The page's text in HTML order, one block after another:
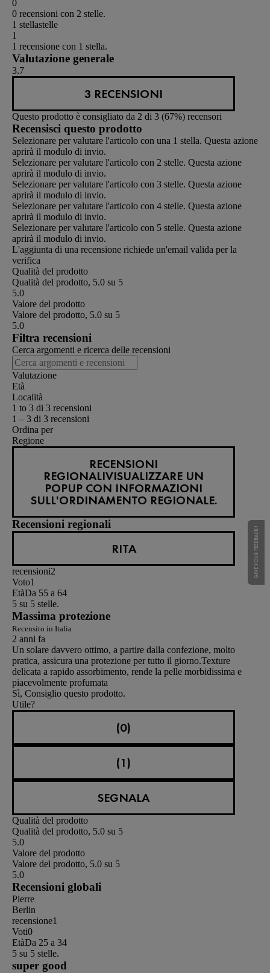
0
0 recensioni con 2 stelle.
1 stellastelle
1
1 recensione con 1 stella.
Valutazione generale
3.7
3 RECENSIONI
Questo prodotto è consigliato da 2 di 3 (67%) recensori
Recensisci questo prodotto
Selezionare per valutare l'articolo con una 1 stella. Questa azione
aprirà il modulo di invio.
Selezionare per valutare l'articolo con 2 stelle. Questa azione
aprirà il modulo di invio.
Selezionare per valutare l'articolo con 3 stelle. Questa azione
aprirà il modulo di invio.
Selezionare per valutare l'articolo con 4 stelle. Questa azione
aprirà il modulo di invio.
Selezionare per valutare l'articolo con 5 stelle. Questa azione
aprirà il modulo di invio.
L'aggiunta di una recensione richiede un'email valida per la
verifica
Qualità del prodotto
Qualità del prodotto, 5.0 su 5
5.0
Valore del prodotto
Valore del prodotto, 5.0 su 5
5.0
Filtra recensioni
Cerca argomenti e ricerca delle recensioni
Valutazione
Età
Località
1 to 3 di 3 recensioni
1 – 3 di 3 recensioni
Ordina per
Regione
RECENSIONI
REGIONALIVISUALIZZARE UN
POPUP CON INFORMAZIONI
SULL'ORDINAMENTO REGIONALE.
Recensioni regionali
RITA
recensioni2
Voto1
EtàDa 55 a 64
5 su 5 stelle.
Massima protezione
Recensito in Italia
2 anni fa
Un solare davvero ottimo, a partire dalla confezione, molto
pratica, assicura una protezione per tutto il giorno.Texture
delicata a rapido assorbimento, rende la pelle morbidissima e
piacevolmente profumata
Sì, Consiglio questo prodotto.
Utile?
(0)
(1)
SEGNALA
Qualità del prodotto
Qualità del prodotto, 5.0 su 5
5.0
Valore del prodotto
Valore del prodotto, 5.0 su 5
5.0
Recensioni globali
Pierre
Berlin
recensione1
Voti0
EtàDa 25 a 34
5 su 5 stelle.
super good
GIVE YOUR FEEDBACK !